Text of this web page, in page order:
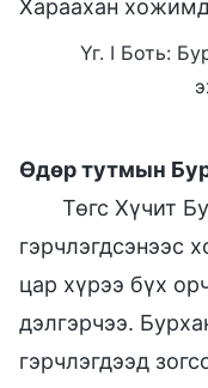
Хараахан
Үг. I Боть:
Өдөр тутмын
Төгс Хүчит
гэрчлэгдсэнээс
цар хүрээ бүх
дэлгэрчээ.
гэрчлэгдээд